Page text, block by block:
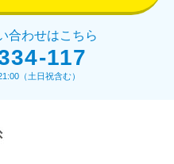
合わせはこちら
117
（土日祝含む）